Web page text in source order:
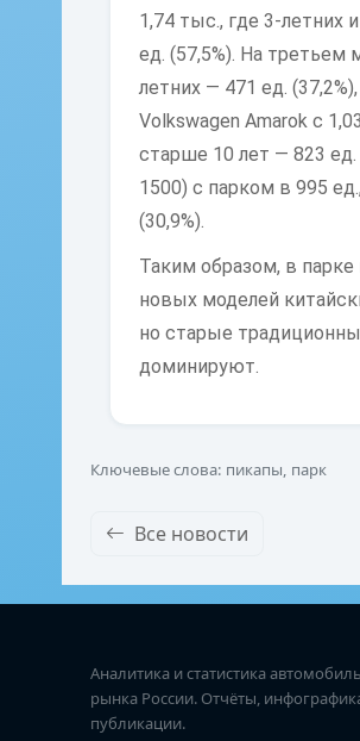
1,74 тыс., где 3-летних
ед. (57,5%). На третьем
летних — 471 ед.
Volkswagen Amarok с
старше 10 лет — 823
1500) с парком в 995
(30,9%).
Таким образом, в
новых моделей
но старые
доминируют.
Ключевые слова: пикапы, парк
Все новости
Аналитика и статистика
рынка России. Отчёты,
публикации.